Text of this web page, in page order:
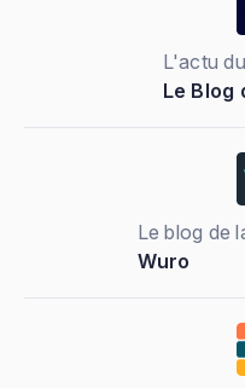
L'actu
Le Blog
Le blog de
Wuro